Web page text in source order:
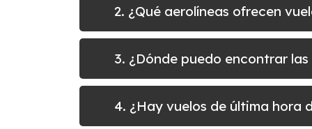
2. ¿Qué aerolíneas ofrecen
3. ¿Dónde puedo encontrar
4. ¿Hay vuelos de última hora